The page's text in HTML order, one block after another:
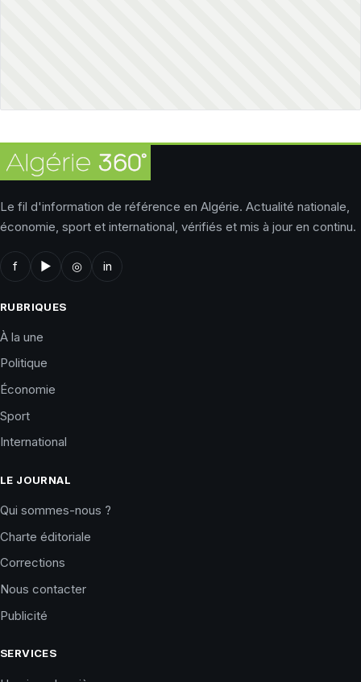
Le fil d'information de référence en Algérie. Actualité nationale,
économie, sport et international, vérifiés et mis à jour en continu.
f ▶ ◎ in
RUBRIQUES
À la une
Politique
Économie
Sport
International
LE JOURNAL
Qui sommes-nous ?
Charte éditoriale
Corrections
Nous contacter
Publicité
SERVICES